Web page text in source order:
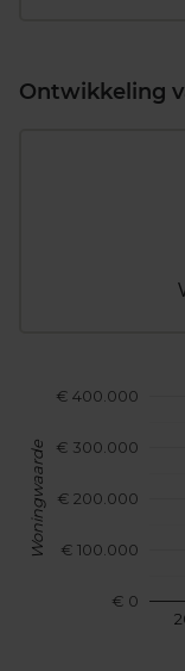
Ontwikkeling
€ 0
€ 100.000
€ 200.000
€ 300.000
€ 400.000
Woningwaarde